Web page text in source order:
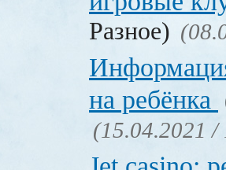
Разное)
на ребёнка
(15.04.2021 /